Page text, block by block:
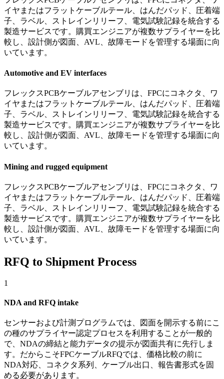
イヤまたはフラットケーブルテール、はんだパッド、圧着端
子、ラベル、ストレインリリーフ、電気試験記録を統合する
製造サービスです。購買エンジニアが複数サプライヤーを比
較し、設計側が図面、AVL、故障モードを管理する場面に向
いています。
Automotive and EV interfaces
フレックスPCBケーブルアセンブリは、FPCにコネクタ、ワ
イヤまたはフラットケーブルテール、はんだパッド、圧着端
子、ラベル、ストレインリリーフ、電気試験記録を統合する
製造サービスです。購買エンジニアが複数サプライヤーを比
較し、設計側が図面、AVL、故障モードを管理する場面に向
いています。
Mining and rugged equipment
フレックスPCBケーブルアセンブリは、FPCにコネクタ、ワ
イヤまたはフラットケーブルテール、はんだパッド、圧着端
子、ラベル、ストレインリリーフ、電気試験記録を統合する
製造サービスです。購買エンジニアが複数サプライヤーを比
較し、設計側が図面、AVL、故障モードを管理する場面に向
いています。
RFQ to Shipment Process
1
NDA and RFQ intake
センサーおよび計測プログラムでは、図面を開示する前にこ
の種のサプライヤー認定プロセスを利用することが一般的
で、NDAの締結と能力データの提示が図面共有に先行しま
す。だからこそFPCケーブルRFQでは、価格比較の前に
NDA対応、コネクタ系列、ケーブル出口、報告書形式を固
める必要があります。